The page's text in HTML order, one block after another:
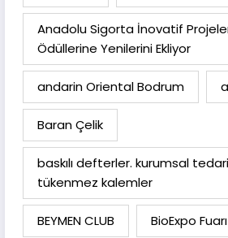
Anadolu Sigorta İnovatif
Ödüllerine Yenilerini Ekliyor
andarin Oriental Bodrum
Baran Çelik
baskılı defterler. kurumsal
tükenmez kalemler
BEYMEN CLUB BioExpo Fuarı